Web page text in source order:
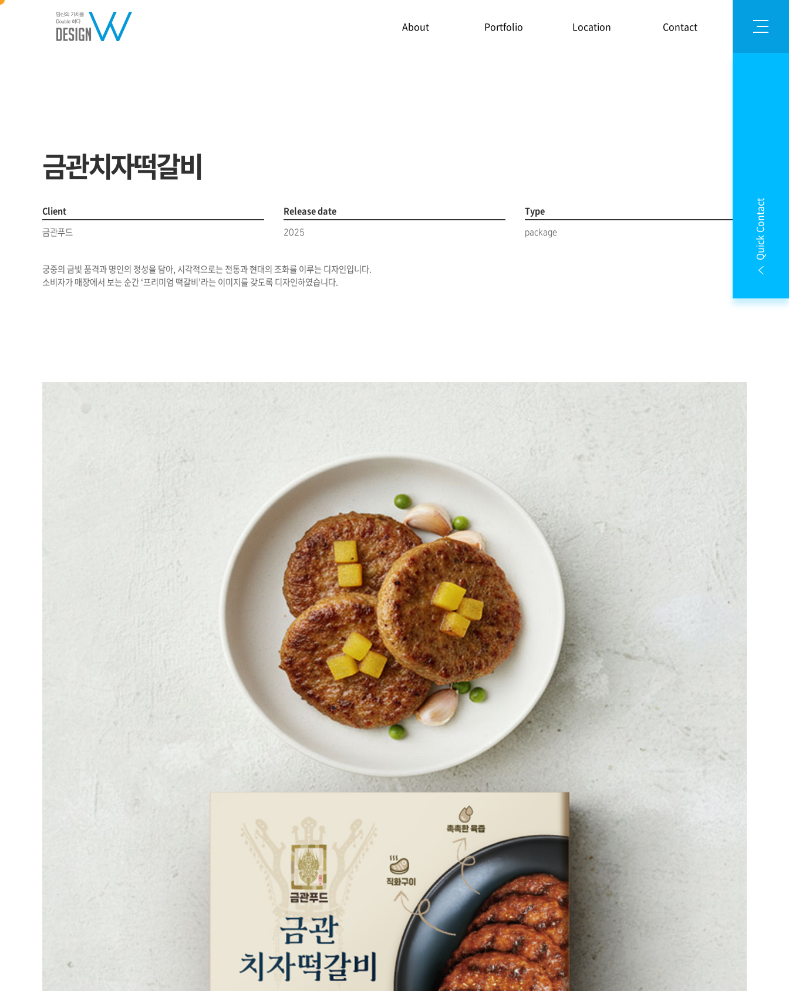
About Portfolio Location Contact
Quick Contact
금관치자떡갈비
Client
금관푸드
Release date
2025
Type
package
궁중의 금빛 품격과 명인의 정성을 담아, 시각적으로는 전통과 현대의 조화를 이루는 디자인입니다.
소비자가 매장에서 보는 순간 ‘프리미엄 떡갈비’라는 이미지를 갖도록 디자인하였습니다.